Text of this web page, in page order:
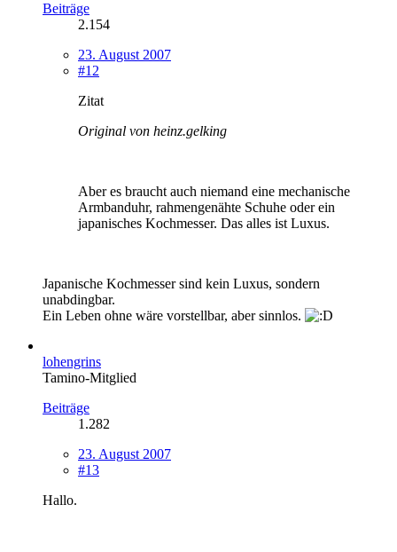
Beiträge
2.154
23. August 2007
#12
Zitat
Original von heinz.gelking
Aber es braucht auch niemand eine mechanische
Armbanduhr, rahmengenähte Schuhe oder ein
japanisches Kochmesser. Das alles ist Luxus.
Japanische Kochmesser sind kein Luxus, sondern
unabdingbar.
Ein Leben ohne wäre vorstellbar, aber sinnlos.
lohengrins
Tamino-Mitglied
Beiträge
1.282
23. August 2007
#13
Hallo.